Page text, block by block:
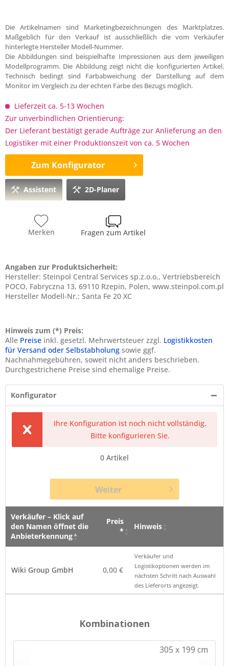
Die Artikelnamen sind Marketingbezeichnungen des Marktplatzes.
Maßgeblich für den Verkauf ist ausschließlich die vom Verkäufer
hinterlegte Hersteller Modell-Nummer.
Die Abbildungen sind beispielhafte Impressionen aus dem jeweiligen
Modellprogramm. Die Abbildung zeigt nicht die konfigurierten Artikel.
Technisch bedingt sind Farbabweichung der Darstellung auf dem
Monitor im Vergleich zu der echten Farbe des Bezugs möglich.
Lieferzeit ca. 5-13 Wochen
Zur unverbindlichen Orientierung:
Der Lieferant bestätigt gerade Aufträge zur Anlieferung an den
Logistiker mit einer Produktionszeit von ca. 5 Wochen
Zum Konfigurator
Assistent 2D-Planer
Merken Fragen zum Artikel
Angaben zur Produktsicherheit:
Hersteller: Steinpol Central Services sp.z.o.o., Vertriebsbereich
POCO, Fabryczna 13, 69110 Rzepin, Polen, www.steinpol.com.pl
Hersteller Modell-Nr.: Santa Fe 20 XC
Hinweis zum (*) Preis:
Alle Preise inkl. gesetzl. Mehrwertsteuer zzgl. Logistikkosten
für Versand oder Selbstabholung sowie ggf.
Nachnahmegebühren, soweit nicht anders beschrieben.
Durchgestrichene Preise sind ehemalige Preise.
Konfigurator
Ihre Konfiguration ist noch nicht vollständig.
Bitte konfigurieren Sie.
0 Artikel
Weiter
Verkäufer – Klick auf
den Namen öffnet die
Anbieterkennung
Preis
*
Hinweis
Anbieterkennung
Wiki Group GmbH
0,00 €
Verkäufer und
Logistikoptionen werden im
nächsten Schritt nach Auswahl
des Lieferorts angezeigt.